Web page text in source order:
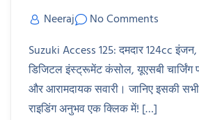
Neeraj
No Comments
Suzuki Access 125: दमदार 124cc
डिजिटल इंस्ट्रूमेंट कंसोल, यूएसबी चार्जिंग
और आरामदायक सवारी। जानिए इसकी
राइडिंग अनुभव एक क्लिक में! […]